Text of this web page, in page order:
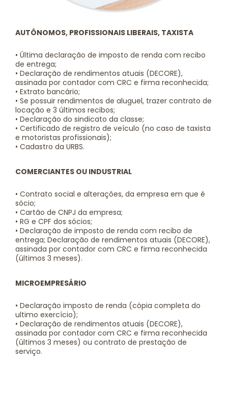
AUTÔNOMOS, PROFISSIONAIS LIBERAIS, TAXISTA
• Última declaração de imposto de renda com recibo
de entrega;
• Declaração de rendimentos atuais (DECORE),
assinada por contador com CRC e firma reconhecida;
• Extrato bancário;
• Se possuir rendimentos de aluguel, trazer contrato de
locação e 3 últimos recibos;
• Declaração do sindicato da classe;
• Certificado de registro de veículo (no caso de taxista
e motoristas profissionais);
• Cadastro da URBS.
COMERCIANTES OU INDUSTRIAL
• Contrato social e alterações, da empresa em que é
sócio;
• Cartão de CNPJ da empresa;
• RG e CPF dos sócios;
• Declaração de imposto de renda com recibo de
entrega; Declaração de rendimentos atuais (DECORE),
assinada por contador com CRC e firma reconhecida
(últimos 3 meses).
MICROEMPRESÁRIO
• Declaração imposto de renda (cópia completa do
ultimo exercício);
• Declaração de rendimentos atuais (DECORE),
assinada por contador com CRC e firma reconhecida
(últimos 3 meses) ou contrato de prestação de
serviço.